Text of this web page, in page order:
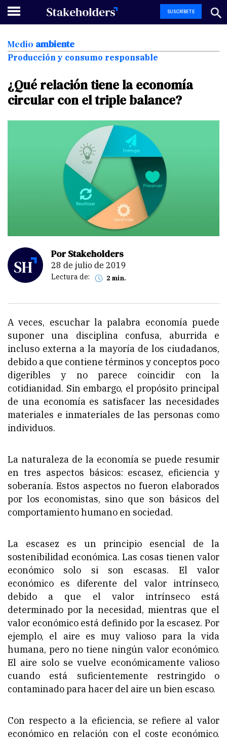
SUSCRÍBETE
Medio ambiente
Producción y consumo responsable
¿Qué relacióntienela economía
circular con eltriplebalance?
Por Stakeholders
28 de julio de 2019
Lectura de: 2 min.
A veces, escuchar la palabra economía puede
suponer una disciplina confusa, aburrida e
incluso externa a la mayoría de los ciudadanos,
debido a que contiene términos y conceptos poco
digeribles y no parece coincidir con la
cotidianidad. Sin embargo, el propósito principal
de una economía es satisfacer las necesidades
materiales e inmateriales de las personas como
individuos.
La naturaleza de la economía se puede resumir
en tres aspectos básicos: escasez, eficiencia y
soberanía. Estos aspectos no fueron elaborados
por los economistas, sino que son básicos del
comportamiento humano en sociedad.
La escasez es un principio esencial de la
sostenibilidad económica. Las cosas tienen valor
económico solo si son escasas. El valor
económico es diferente del valor intrínseco,
debido a que el valor intrínseco está
determinado por la necesidad, mientras que el
valor económico está definido por la escasez. Por
ejemplo, el aire es muy valioso para la vida
humana, pero no tiene ningún valor económico.
El aire solo se vuelve económicamente valioso
cuando está suficientemente restringido o
contaminado para hacer del aire un bien escaso.
Con respecto a la eficiencia, se refiere al valor
económico en relación con el coste económico.